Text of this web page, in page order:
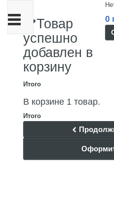
0
Товар
успешно
добавлен в
корзину
Итого
В корзине 1 товар.
Итого
Переключить
навигации